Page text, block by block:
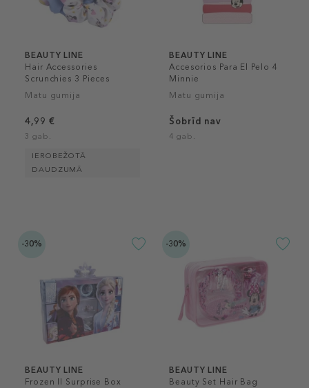
BEAUTY LINE
Hair Accessories
Scrunchies 3 Pieces
Minnie
Matu gumija
4,99 €
3 gab.
IEROBEŽOTĀ
DAUDZUMĀ
BEAUTY LINE
Accesorios Para El Pelo 4
Minnie
Matu gumija
Šobrīd nav
4 gab.
-30%
BEAUTY LINE
Frozen II Surprise Box
-30%
BEAUTY LINE
Beauty Set Hair Bag